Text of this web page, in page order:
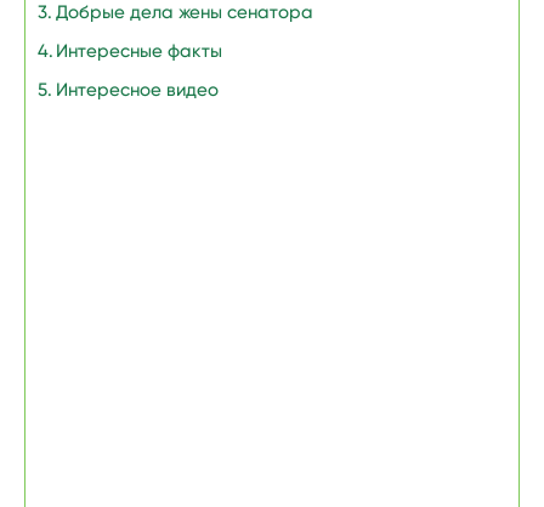
Добрые дела жены сенатора
Интересные факты
Интересное видео